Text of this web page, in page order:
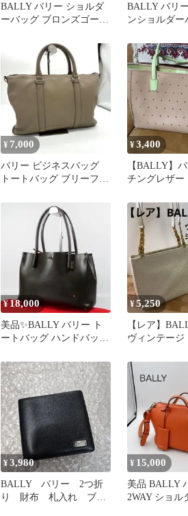
BALLY バリー ショルダ
ーバッグ ブロンズゴール
BALLY バリ
ンショルダー
¥ 7,000
バリー ビジネスバッグ
トートバッグ ブリーフケ
¥3,400
【BALLY】
チングレザー
¥18,000
美品✨BALLY バリー ト
ートバッグ ハンドバッグ
¥5,250
【レア】
ヴィンテージ
¥3,980
BALLY バリー 2つ折
り 財布 札入れ ブラ
¥ 15,000
美品 BALLY
2WAY ショル